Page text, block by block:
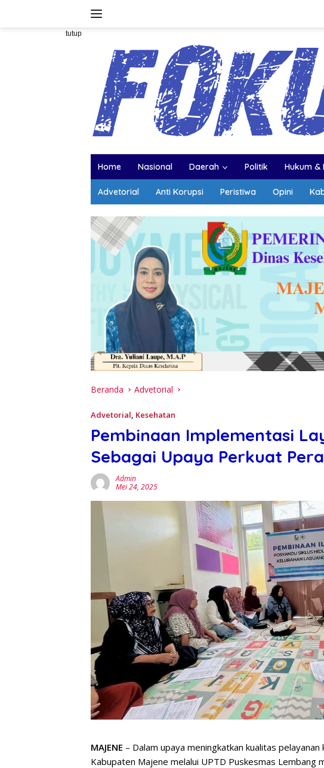
tutup
Home Nasional Daerah Politik Hukum &
Advetorial Anti Korupsi Peristiwa Opini
Beranda Advetorial
Advetorial, Kesehatan
Pembinaan Implementasi
Sebagai Upaya Perkuat
Admin
Mei 24, 2025
MAJENE – Dalam upaya meningkatkan kualitas
Kabupaten Majene melalui UPTD Puskesmas Lembang